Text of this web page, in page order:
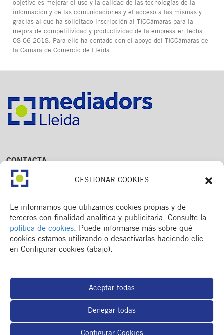
GESTIONAR COOKIES
Le informamos que utilizamos cookies propias y de
terceros con finalidad analítica y publicitaria. Consulte la
política de cookies. Puede informarse más sobre qué
cookies estamos utilizando o desactivarlas haciendo clic
en Configurar cookies (abajo).
Aceptar todas
Denegar todas
Configurar Cookies
objetivo es mejorar el uso y la calidad de las tecnologías de la
información y de las comunicaciones y el acceso a las mismas y
gracias al que ha solicitado inscripción al TICCámaras para la
mejora de competitividad y productividad de la empresa en fecha
08-06-2018. Para ello ha contado con el apoyo del TICCámaras de
la Cámara de Comercio de Lleida.
CONTACTA
Av. Dr. Fleming, 15,
2n. 1a
T. 973 245 133
M. 672 018 236
Colegio
Actualidad
BOLSA DE TRABAJO